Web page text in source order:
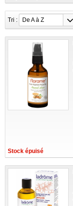
Tri : De A à Z
Stock épuisé